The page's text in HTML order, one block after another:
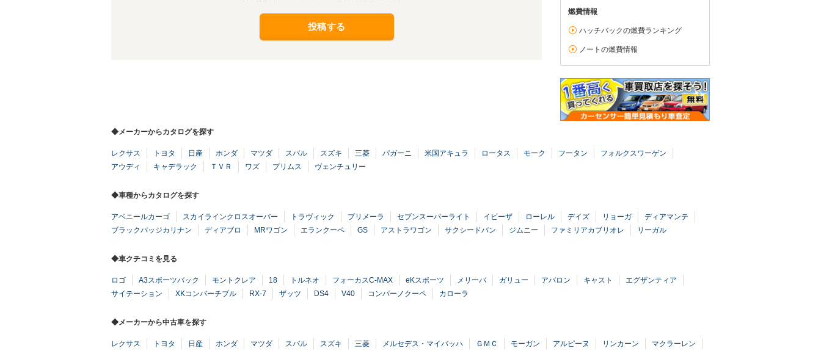
投稿する
燃費情報
ハッチバックの燃費ランキング
ノートの燃費情報
◆メーカーからカタログを探す
レクサス トヨタ 日産 ホンダ マツダ スバル スズキ 三菱 パガーニ 米国アキュラ ロータス モーク フータン
フォルクスワーゲン
アウディ
キャデラック ＴＶＲ ワズ プリムス ヴェンチュリー
◆車種からカタログを探す
アベニールカーゴ スカイラインクロスオーバー トラヴィック プリメーラ セブンスーパーライト イビーザ ローレル デイズ リョーガ
ディアマンテ
ブラックバッジカリナン
ディアブロ MRワゴン エランクーペ GS アストラワゴン サクシードバン ジムニー ファミリアカブリオレ リーガル
◆車クチコミを見る
ロゴ A3スポーツバック モントクレア 18 トルネオ フォーカスC-MAX eKスポーツ メリーバ ガリュー アバロン キャスト
エグザンティア
サイテーション
XKコンバーチブル RX-7 ザッツ DS4 V40 コンパーノクーペ カローラ
◆メーカーから中古車を探す
レクサス トヨタ 日産 ホンダ マツダ スバル スズキ 三菱 メルセデス・マイバッハ ＧＭＣ モーガン アルピーヌ リンカーン
マクラーレン